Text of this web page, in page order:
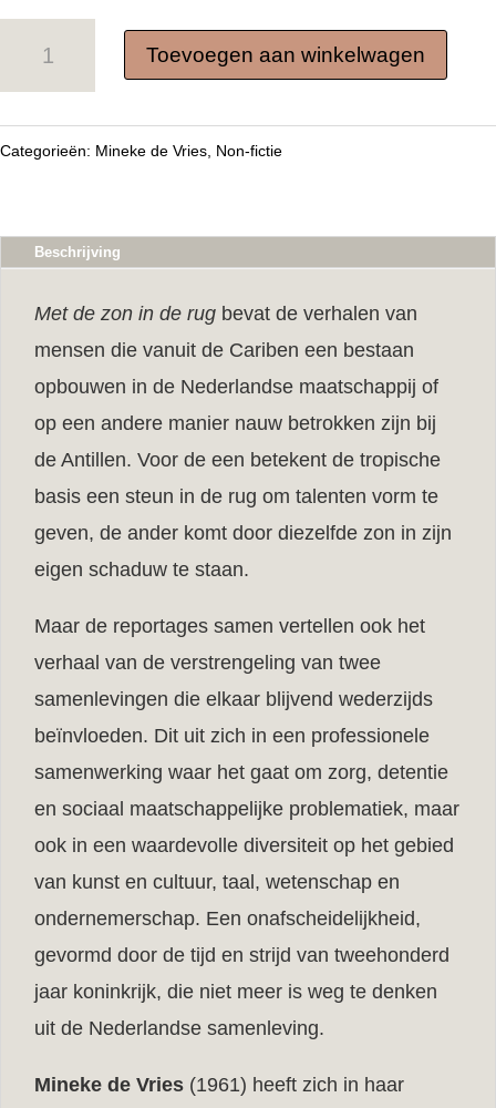
in
aantal
Toevoegen aan winkelwagen
Categorieën: Mineke de Vries Non-fictie
Beschrijving
Met de zon in de rug bevat de verhalen van
mensen die vanuit de Cariben een bestaan
opbouwen in de Nederlandse maatschappij of
op een andere manier nauw betrokken zijn bij
de Antillen. Voor de een betekent de tropische
basis een steun in de rug om talenten vorm te
geven, de ander komt door diezelfde zon in zijn
eigen schaduw te staan.
Maar de reportages samen vertellen ook het
verhaal van de verstrengeling van twee
samenlevingen die elkaar blijvend wederzijds
beïnvloeden. Dit uit zich in een professionele
samenwerking waar het gaat om zorg, detentie
en sociaal maatschappelijke problematiek, maar
ook in een waardevolle diversiteit op het gebied
van kunst en cultuur, taal, wetenschap en
ondernemerschap. Een onafscheidelijkheid,
gevormd door de tijd en strijd van tweehonderd
jaar koninkrijk, die niet meer is weg te denken
uit de Nederlandse samenleving.
Mineke de Vries (1961) heeft zich in haar